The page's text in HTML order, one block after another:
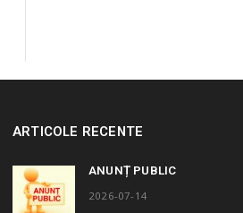
ARTICOLE RECENTE
ANUNȚ PUBLIC
2026-07-14